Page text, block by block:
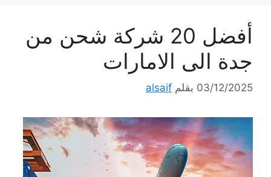
أفضل 20 شركة شحن من
جدة الى الامارات
03/12/2025 بقلم alsaif